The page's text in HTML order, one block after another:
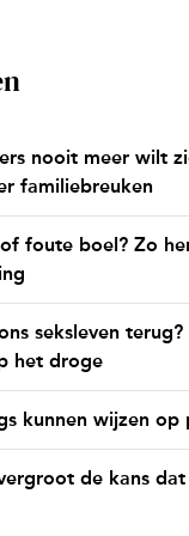
nooit meer wilt
familiebreuken
foute boel? Zo
seksleven
het droge
kunnen wijzen op
de kans